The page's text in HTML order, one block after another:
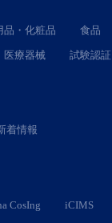
品・化粧品 食品
医療器械 試験認証
着情報
CosIng iCIMS